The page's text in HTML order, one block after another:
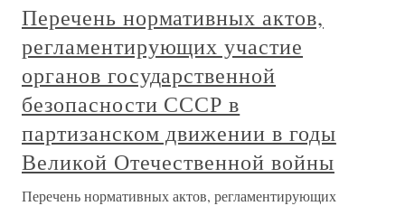
Перечень нормативных актов,
регламентирующих участие
органов государственной
безопасности СССР в
партизанском движении в годы
Великой Отечественной войны
Перечень нормативных актов, регламентирующих